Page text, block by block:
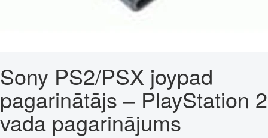
Sony PS2/PSX joypad
pagarinātājs – PlayStation 2
vada pagarinājums